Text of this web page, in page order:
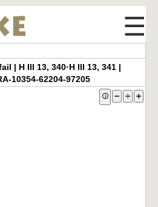
☰
| H III 13, 340·H III 13, 341 |
10354-62204-97205